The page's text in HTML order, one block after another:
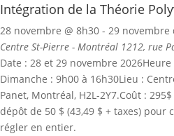
Intégration de la Théorie
28 novembre @ 8h30 - 29 novembre
Centre St-Pierre - Montréal 1212, rue
Date : 28 et 29 novembre
Dimanche : 9h00 à 16h30Lieu :
Panet, Montréal, H2L-2Y7.Coût :
dépôt de 50 $ (43,49 $ + taxes)
régler en entier.